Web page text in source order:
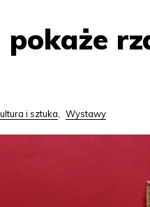
pokaże
i sztuka, Wystawy